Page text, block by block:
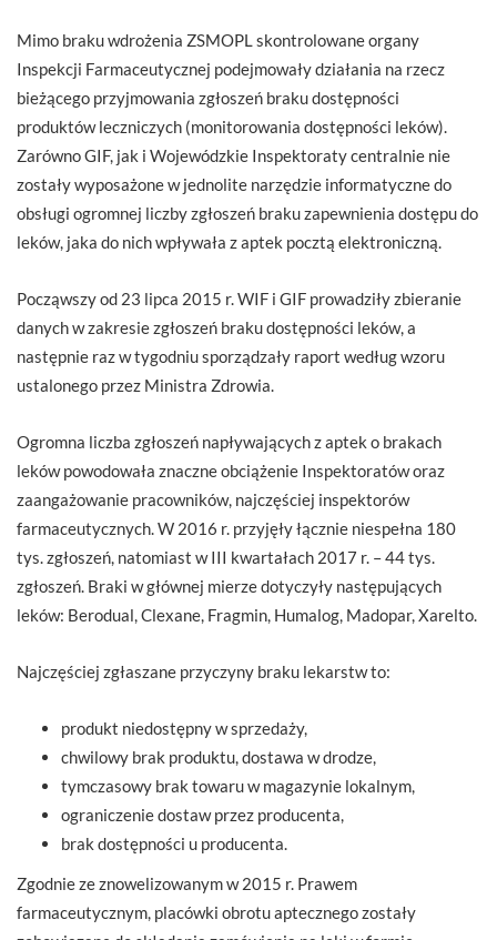
Mimo braku wdrożenia ZSMOPL skontrolowane organy
Inspekcji Farmaceutycznej podejmowały działania na rzecz
bieżącego przyjmowania zgłoszeń braku dostępności
produktów leczniczych (monitorowania dostępności leków).
Zarówno GIF, jak i Wojewódzkie Inspektoraty centralnie nie
zostały wyposażone w jednolite narzędzie informatyczne do
obsługi ogromnej liczby zgłoszeń braku zapewnienia dostępu do
leków, jaka do nich wpływała z aptek pocztą elektroniczną.
Począwszy od 23 lipca 2015 r. WIF i GIF prowadziły zbieranie
danych w zakresie zgłoszeń braku dostępności leków, a
następnie raz w tygodniu sporządzały raport według wzoru
ustalonego przez Ministra Zdrowia.
Ogromna liczba zgłoszeń napływających z aptek o brakach
leków powodowała znaczne obciążenie Inspektoratów oraz
zaangażowanie pracowników, najczęściej inspektorów
farmaceutycznych. W 2016 r. przyjęły łącznie niespełna 180
tys. zgłoszeń, natomiast w III kwartałach 2017 r. – 44 tys.
zgłoszeń. Braki w głównej mierze dotyczyły następujących
leków: Berodual, Clexane, Fragmin, Humalog, Madopar, Xarelto.
Najczęściej zgłaszane przyczyny braku lekarstw to:
produkt niedostępny w sprzedaży,
chwilowy brak produktu, dostawa w drodze,
tymczasowy brak towaru w magazynie lokalnym,
ograniczenie dostaw przez producenta,
brak dostępności u producenta.
Zgodnie ze znowelizowanym w 2015 r. Prawem
farmaceutycznym, placówki obrotu aptecznego zostały